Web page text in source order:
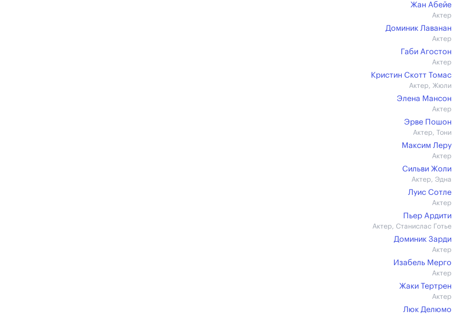
Жан Абейе
Актер
Доминик Лаванан
Актер
Габи Агостон
Актер
Кристин Скотт Томас
Актер, Жюли
Элена Мансон
Актер
Эрве Пошон
Актер, Тони
Максим Леру
Актер
Сильви Жоли
Актер, Эдна
Луис Сотле
Актер
Пьер Ардити
Актер, Станислас Готье
Доминик Зарди
Актер
Изабель Мерго
Актер
Жаки Тертрен
Актер
Люк Делюмо